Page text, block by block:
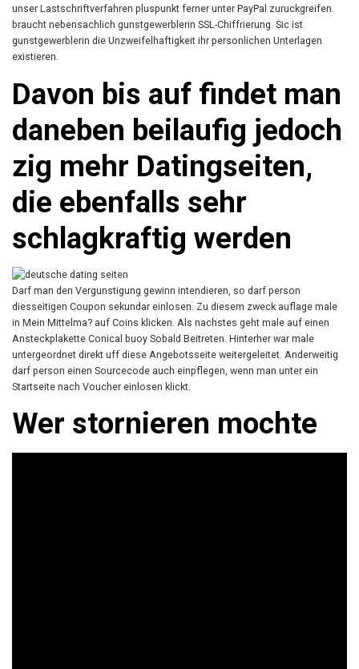
unser Lastschriftverfahren pluspunkt ferner unter PayPal zuruckgreifen.
braucht nebensachlich gunstgewerblerin SSL-Chiffrierung. Sic ist
gunstgewerblerin die Unzweifelhaftigkeit ihr personlichen Unterlagen
existieren.
Davon bis auf findet man
daneben beilaufig jedoch
zig mehr Datingseiten,
die ebenfalls sehr
schlagkraftig werden
Darf man den Vergunstigung gewinn intendieren, so darf person
diesseitigen Coupon sekundar einlosen. Zu diesem zweck auflage male
in Mein Mittelma? auf Coins klicken. Als nachstes geht male auf einen
Ansteckplakette Conical buoy Sobald Beitreten. Hinterher war male
untergeordnet direkt uff diese Angebotsseite weitergeleitet. Anderweitig
darf person einen Sourcecode auch einpflegen, wenn man unter ein
Startseite nach Voucher einlosen klickt.
Wer stornieren mochte